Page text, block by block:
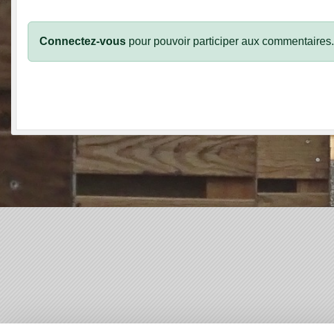
Connectez-vous pour pouvoir participer aux commentaires.